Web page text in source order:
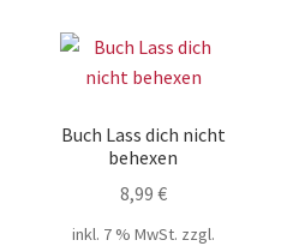
Buch Lass dich nicht
behexen
8,99 €
inkl. 7 % MwSt. zzgl.